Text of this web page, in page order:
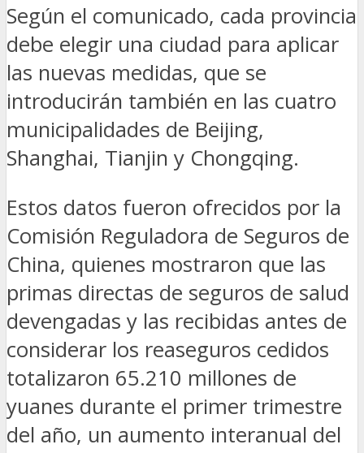
Según el comunicado, cada provincia
debe elegir una ciudad para aplicar
las nuevas medidas, que se
introducirán también en las cuatro
municipalidades de Beijing,
Shanghai, Tianjin y Chongqing.
Estos datos fueron ofrecidos por la
Comisión Reguladora de Seguros de
China, quienes mostraron que las
primas directas de seguros de salud
devengadas y las recibidas antes de
considerar los reaseguros cedidos
totalizaron 65.210 millones de
yuanes durante el primer trimestre
del año, un aumento interanual del